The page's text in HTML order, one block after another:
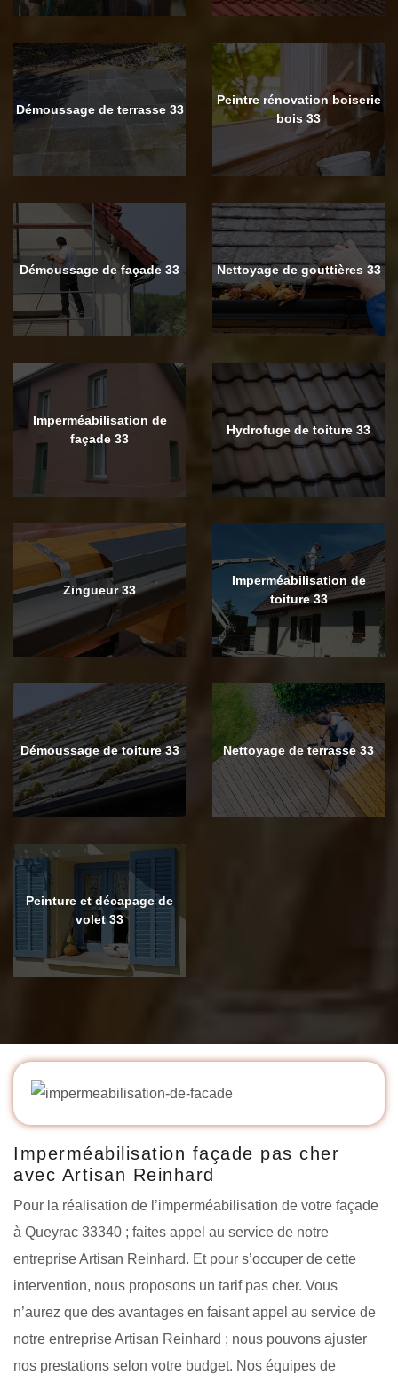
Démoussage de terrasse 33
Peintre rénovation boiserie
bois 33
Démoussage de façade 33 Nettoyage de gouttières 33
Imperméabilisation de
façade 33
Hydrofuge de toiture 33
Zingueur 33
Imperméabilisation de
toiture 33
Démoussage de toiture 33 Nettoyage de terrasse 33
Peinture et décapage de
volet 33
Imperméabilisation façade pas cher
avec Artisan Reinhard
Pour la réalisation de l’imperméabilisation de votre façade
à Queyrac 33340 ; faites appel au service de notre
entreprise Artisan Reinhard. Et pour s’occuper de cette
intervention, nous proposons un tarif pas cher. Vous
n’aurez que des avantages en faisant appel au service de
notre entreprise Artisan Reinhard ; nous pouvons ajuster
nos prestations selon votre budget. Nos équipes de